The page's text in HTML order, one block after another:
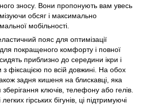
зносу. Вони пропонують вам увесь
обсяг і максимально
мобільності.
пояс для оптимізації
покращеного комфорту і повної
приблизно до середини ікри і
фіксацією по всій довжині. На обох
задня кишеня на блискавці, яка
ключів, телефону або гелів.
гірських бігунів, ці підтримуючі